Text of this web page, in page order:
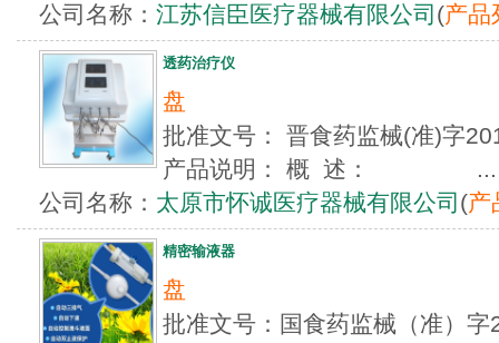
公司名称： 江苏信臣医疗器械有限公司 (产品
透药治疗仪
盘
批准文号： 晋食药监械(准)
产品说明： 概 述： ...
公司名称： 太原市怀诚医疗器械有限公司 (产
精密输液器
盘
批准文号：国食药监械（准）